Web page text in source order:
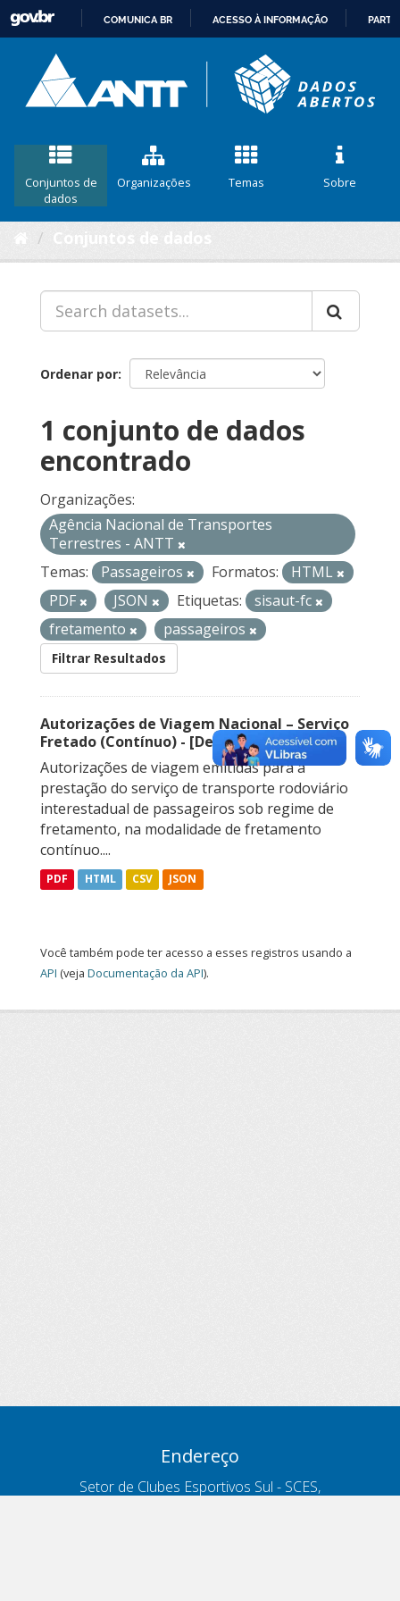
CONTEÚDO
COMUNICA BR ACESSO À INFORMAÇÃO
Conjuntos de
dados
Organizações Temas Sobre
Ordenar por
1 conjunto de dados
encontrado
Organizações:
Agência Nacional de Transportes
Terrestres - ANTT
Temas:
Passageiros Formatos:
HTML
PDF
JSON Etiquetas:
sisaut-fc
fretamento
passageiros
Filtrar Resultados
Autorizações de Viagem Nacional – Serviço
Fretado (Contínuo) - [Descontinuado]
Autorizações de viagem emitidas para a
prestação do serviço de transporte rodoviário
interestadual de passageiros sob regime de
fretamento, na modalidade de fretamento
contínuo....
PDF HTML CSV JSON
Você também pode ter acesso a esses registros usando a
API (veja Documentação da API).
Endereço
Setor de Clubes Esportivos Sul - SCES,